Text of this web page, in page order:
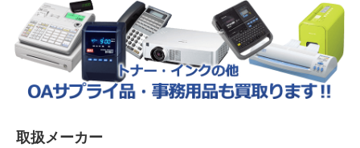
取扱メーカー